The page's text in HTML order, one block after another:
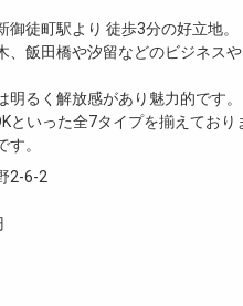
徒町駅より 徒歩3分の好立地。
、飯田橋や汐留などのビジネス
るく解放感があり魅力的です。
といった全7タイプを揃えており
。
2-6-2